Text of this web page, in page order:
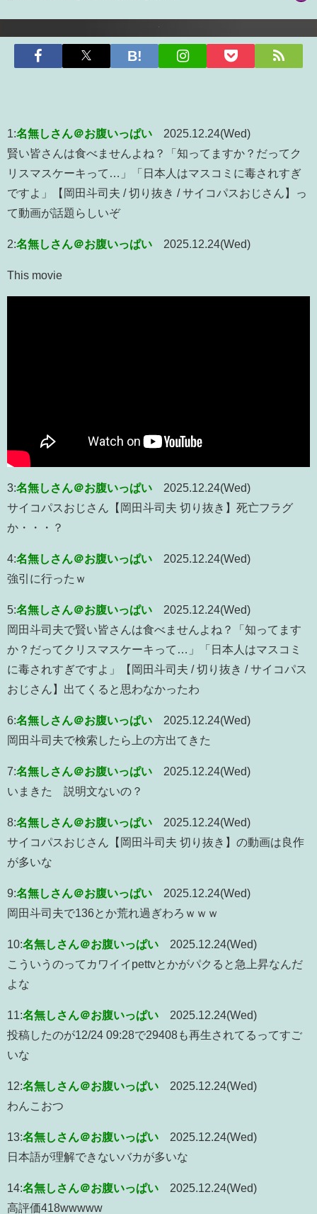
1:名無しさん＠お腹いっぱい
2025.12.24(Wed)
賢い皆さんは食べませんよね？「知ってますか？だってク
リスマスケーキって…」「日本人はマスコミに毒されすぎ
ですよ」【岡田斗司夫 / 切り抜き / サイコパスおじさん】っ
て動画が話題らしいぞ
2:名無しさん＠お腹いっぱい 2025.12.24(Wed)
This movie
3:名無しさん＠お腹いっぱい
2025.12.24(Wed)
サイコパスおじさん【岡田斗司夫 切り抜き】死亡フラグ
か・・・？
4:名無しさん＠お腹いっぱい
2025.12.24(Wed)
強引に行ったｗ
5:名無しさん＠お腹いっぱい
2025.12.24(Wed)
岡田斗司夫で賢い皆さんは食べませんよね？「知ってます
か？だってクリスマスケーキって…」「日本人はマスコミ
に毒されすぎですよ」【岡田斗司夫 / 切り抜き / サイコパス
おじさん】出てくると思わなかったわ
6:名無しさん＠お腹いっぱい
2025.12.24(Wed)
岡田斗司夫で検索したら上の方出てきた
7:名無しさん＠お腹いっぱい
2025.12.24(Wed)
いまきた 説明文ないの？
8:名無しさん＠お腹いっぱい
2025.12.24(Wed)
サイコパスおじさん【岡田斗司夫 切り抜き】の動画は良作
が多いな
9:名無しさん＠お腹いっぱい
2025.12.24(Wed)
岡田斗司夫で136とか荒れ過ぎわろｗｗｗ
10:名無しさん＠お腹いっぱい
2025.12.24(Wed)
こういうのってカワイイpettvとかがパクると急上昇なんだ
よな
11:名無しさん＠お腹いっぱい
2025.12.24(Wed)
投稿したのが12/24 09:28で29408も再生されてるってすご
いな
12:名無しさん＠お腹いっぱい
2025.12.24(Wed)
わんこおつ
13:名無しさん＠お腹いっぱい
2025.12.24(Wed)
日本語が理解できないバカが多いな
14:名無しさん＠お腹いっぱい
2025.12.24(Wed)
高評価418wwwww